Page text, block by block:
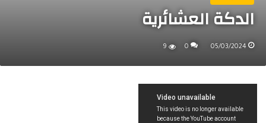
الدكة العشائرية
05/03/2024
0
9